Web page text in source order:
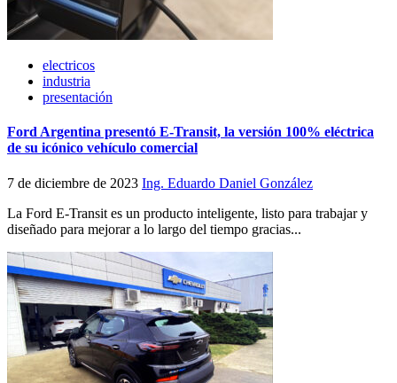
electricos
industria
presentación
Ford Argentina presentó E-Transit, la versión 100% eléctrica
de su icónico vehículo comercial
7 de diciembre de 2023 Ing. Eduardo Daniel González
La Ford E-Transit es un producto inteligente, listo para trabajar y
diseñado para mejorar a lo largo del tiempo gracias...